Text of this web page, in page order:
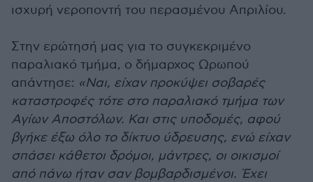
ισχυρή νεροποντή του περασμένου Απριλίου.
Στην ερώτησή μας για το συγκεκριμένο
παραλιακό τμήμα, ο δήμαρχος Ωρωπού
απάντησε: «Ναι, είχαν προκύψει σοβαρές
καταστροφές τότε στο παραλιακό τμήμα των
Αγίων Αποστόλων. Και στις υποδομές, αφού
βγήκε έξω όλο το δίκτυο ύδρευσης, ενώ είχαν
σπάσει κάθετοι δρόμοι, μάντρες, οι οικισμοί
από πάνω ήταν σαν βομβαρδισμένοι. Έχει